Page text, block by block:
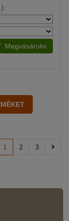
Megvásárolni
1 2 3